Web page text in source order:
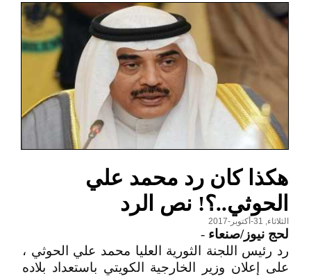
هكذا كان رد محمد علي
الحوثي..؟! نص الرد
الثلاثاء, 31-أكتوبر-2017
لحج نيوز/صنعاء -
رد رئيس اللجنة الثورية العليا محمد علي الحوثي ،
على إعلان وزير الخارجية الكويتي باستعداد بلاده